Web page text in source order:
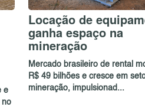
e
no
Locação de
ganha espaço na
mineração
Mercado brasileiro de rental
R$ 49 bilhões e cresce em
mineração, impulsionad...